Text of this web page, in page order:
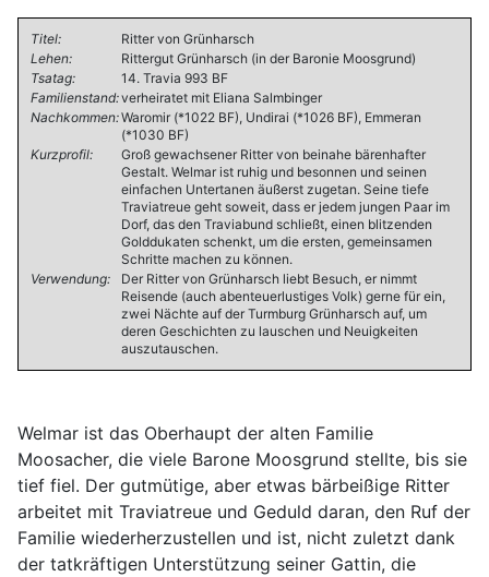
Titel:
Ritter von Grünharsch
Lehen:
Rittergut Grünharsch (in der Baronie Moosgrund)
Tsatag:
14. Travia 993 BF
Familienstand:verheiratet mit Eliana Salmbinger
Nachkommen:Waromir (*1022 BF), Undirai (*1026 BF), Emmeran
(*1030 BF)
Kurzprofil:
Groß gewachsener Ritter von beinahe bärenhafter
Gestalt. Welmar ist ruhig und besonnen und seinen
einfachen Untertanen äußerst zugetan. Seine tiefe
Traviatreue geht soweit, dass er jedem jungen Paar im
Dorf, das den Traviabund schließt, einen blitzenden
Golddukaten schenkt, um die ersten, gemeinsamen
Schritte machen zu können.
Verwendung:
Der Ritter von Grünharsch liebt Besuch, er nimmt
Reisende (auch abenteuerlustiges Volk) gerne für ein,
zwei Nächte auf der Turmburg Grünharsch auf, um
deren Geschichten zu lauschen und Neuigkeiten
auszutauschen.
Welmar ist das Oberhaupt der alten Familie
Moosacher, die viele Barone Moosgrund stellte, bis sie
tief fiel. Der gutmütige, aber etwas bärbeißige Ritter
arbeitet mit Traviatreue und Geduld daran, den Ruf der
Familie wiederherzustellen und ist, nicht zuletzt dank
der tatkräftigen Unterstützung seiner Gattin, die